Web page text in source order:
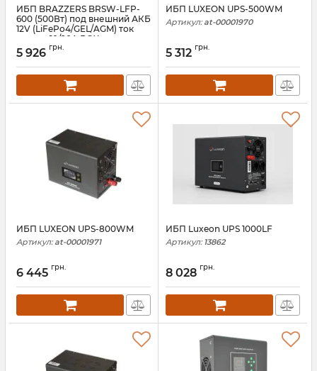
ИБП BRAZZERS BRSW-LFP-
600 (500Вт) под внешний АКБ
12V (LiFePo4/GEL/AGM) ток
заряда 10/20A BOX
Артикул: 06806
5 926 грн.
ИБП LUXEON UPS-500WM
Артикул: at-00001970
5 312 грн.
ИБП LUXEON UPS-800WM
Артикул: at-00001971
6 445 грн.
ИБП Luxeon UPS 1000LF
Артикул: 13862
8 028 грн.